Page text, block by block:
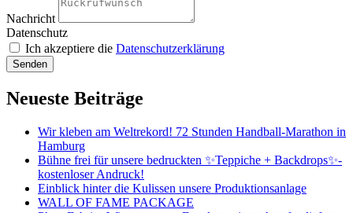
Nachricht
Datenschutz
Ich akzeptiere die Datenschutzerklärung
Senden
Neueste Beiträge
Wir kleben am Weltrekord! 72 Stunden Handball-Marathon in
Hamburg
Bühne frei für unsere bedruckten ✨Teppiche + Backdrops✨-
kostenloser Andruck!
Einblick hinter die Kulissen unsere Produktionsanlage
WALL OF FAME PACKAGE